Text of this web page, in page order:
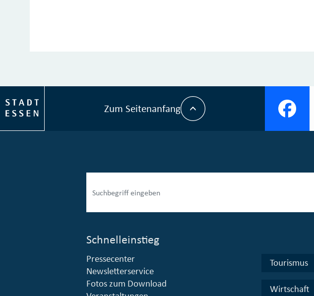
Zum Seitenanfang
Schnelleinstieg
Pressecenter
Newsletterservice
Fotos zum Download
Tourismus
Wirtschaft
© Stadt Essen, Presse- und Kommunikationsamt © Manifesta 16 Ruhr gGmbH